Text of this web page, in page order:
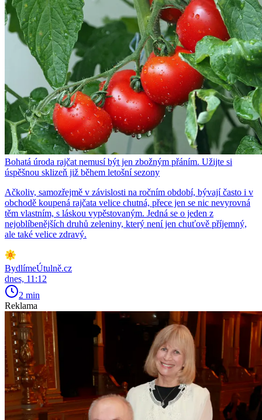
Bohatá úroda rajčat nemusí být jen zbožným přáním. Užijte si
úspěšnou sklizeň již během letošní sezony
Ačkoliv, samozřejmě v závislosti na ročním období, bývají často i v
obchodě koupená rajčata velice chutná, přece jen se nic nevyrovná
těm vlastním, s láskou vypěstovaným. Jedná se o jeden z
nejoblíbenějších druhů zeleniny, který není jen chuťově příjemný,
ale také velice zdravý.
BydlímeÚtulně.cz
dnes, 11:12
2 min
Reklama